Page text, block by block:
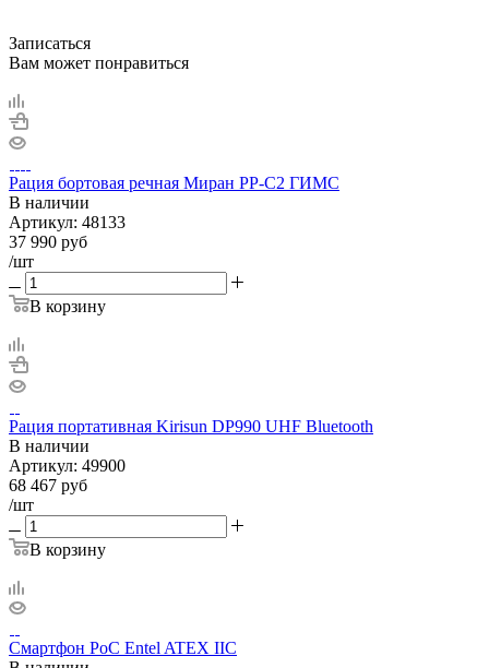
Записаться
Вам может понравиться
Рация бортовая речная Миран РР-С2 ГИМС
В наличии
Артикул: 48133
37 990 руб
/шт
В корзину
Рация портативная Kirisun DP990 UHF Bluetooth
В наличии
Артикул: 49900
68 467 руб
/шт
В корзину
Смартфон PoC Entel ATEX IIC